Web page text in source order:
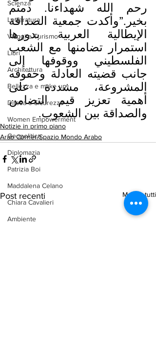
Scienza
Letteratura
Viaggi e Turismo
Libri
Architettura
Bellezza e make up
Difesa e Sicurezza
Women Empowerment
Geopolitica
Diplomazia
Patrizia Boi
Maddalena Celano
Chiara Cavalieri
Ambiente
رحم الله شهداءنا. دمتم
بخير.”وأكدت جمعية الصداقة
الإيطالية العربية بدورها
استمرار تضامنها مع الشعب
جانب قضيته العادلة وحقوقه
المشروعة، مشددة على
أهمية تعزيز قيم التضامن
والصداقة بين الشعوب.
Notizie in primo piano
Arab Corner/Spazio Mondo Arabo
Post recenti Mostra tutti